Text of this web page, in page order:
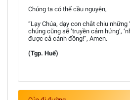
Chúng ta có thể cầu nguyện,
“Lạy Chúa, dạy con chắt chiu những
chúng cũng sẽ ‘truyền cảm hứng’,
được cả cánh đồng!”, Amen.
(Tgp. Huế)